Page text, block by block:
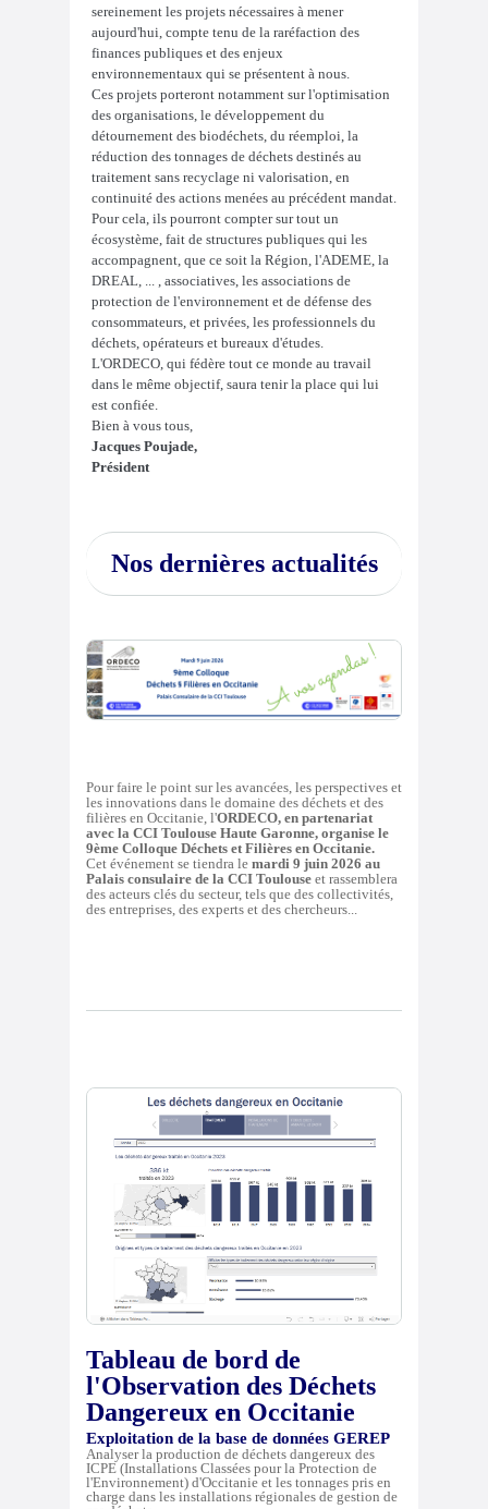
sereinement les projets nécessaires à mener
aujourd'hui, compte tenu de la raréfaction des
finances publiques et des enjeux
environnementaux qui se présentent à nous.
Ces projets porteront notamment sur l'optimisation
des organisations, le développement du
détournement des biodéchets, du réemploi, la
réduction des tonnages de déchets destinés au
traitement sans recyclage ni valorisation, en
continuité des actions menées au précédent mandat.
Pour cela, ils pourront compter sur tout un
écosystème, fait de structures publiques qui les
accompagnent, que ce soit la Région, l'ADEME, la
DREAL, ... , associatives, les associations de
protection de l'environnement et de défense des
consommateurs, et privées, les professionnels du
déchets, opérateurs et bureaux d'études.
L'ORDECO, qui fédère tout ce monde au travail
dans le même objectif, saura tenir la place qui lui
est confiée.
Bien à vous tous,
Jacques Poujade,
Président
Nos dernières actualités
Pour faire le point sur les avancées, les perspectives et
les innovations dans le domaine des déchets et des
filières en Occitanie, l'ORDECO, en partenariat
avec la CCI Toulouse Haute Garonne, organise le
9ème Colloque Déchets et Filières en Occitanie.
Cet événement se tiendra le mardi 9 juin 2026 au
Palais consulaire de la CCI Toulouse et rassemblera
des acteurs clés du secteur, tels que des collectivités,
des entreprises, des experts et des chercheurs...
Tableau de bord de
l'Observation des Déchets
Dangereux en Occitanie
Exploitation de la base de données GEREP
Analyser la production de déchets dangereux des
ICPE (Installations Classées pour la Protection de
l'Environnement) d'Occitanie et les tonnages pris en
charge dans les installations régionales de gestion de